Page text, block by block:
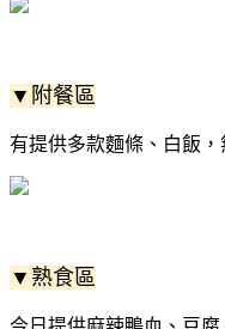
▼附餐區
有提供多款麵條、白飯，
▼熟食區